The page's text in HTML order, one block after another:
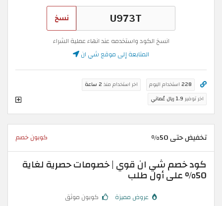
نسخ
انسخ الكود واستخدمه عند انهاء عملية الشراء
المتابعة إلى موقع شي ان
228 استخدام اليوم اخر استخدام منذ 2 ساعة
اخر توفير 1.9 ريال عُماني
تخفيض حتى 50% كوبون خصم
كود خصم شي ان قوي | خصومات حصرية لغاية
50% على أول طلب
عروض مميزة كوبون موثق